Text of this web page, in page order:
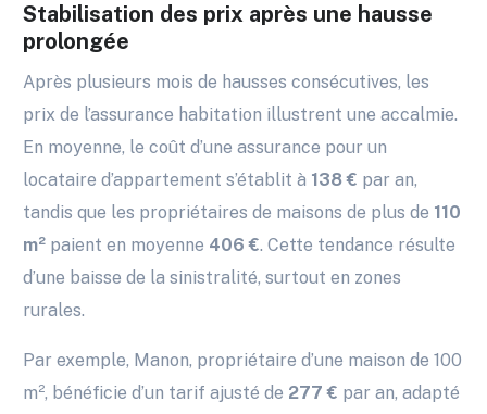
Stabilisation des prix après une hausse
prolongée
Après plusieurs mois de hausses consécutives, les
prix de l’assurance habitation illustrent une accalmie.
En moyenne, le coût d’une assurance pour un
locataire d’appartement s’établit à 138 € par an,
tandis que les propriétaires de maisons de plus de 110
m² paient en moyenne 406 €. Cette tendance résulte
d’une baisse de la sinistralité, surtout en zones
rurales.
Par exemple, Manon, propriétaire d’une maison de 100
m², bénéficie d’un tarif ajusté de 277 € par an, adapté